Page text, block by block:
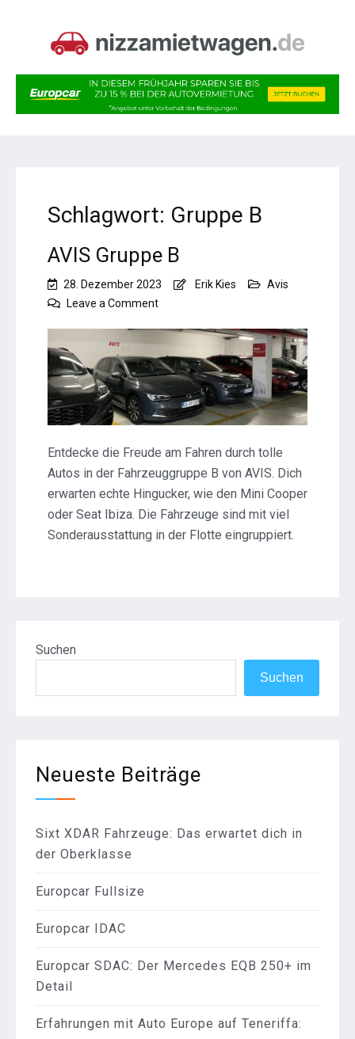
Schlagwort: Gruppe B
AVIS Gruppe B
28. Dezember 2023 Erik Kies
Avis
Leave a Commenton
Gruppe
Entdecke die Freude am Fahren durch tolle
Autos in der Fahrzeuggruppe B von AVIS. Dich
erwarten echte Hingucker, wie den Mini Cooper
oder Seat Ibiza. Die Fahrzeuge sind mit viel
Sonderausstattung in der Flotte eingruppiert.
Suchen
Suchen
Neueste Beiträge
Sixt XDAR Fahrzeuge: Das erwartet dich in
der Oberklasse
Europcar Fullsize
Europcar IDAC
Europcar SDAC: Der Mercedes EQB 250+ im
Detail
Erfahrungen mit Auto Europe auf Teneriffa: